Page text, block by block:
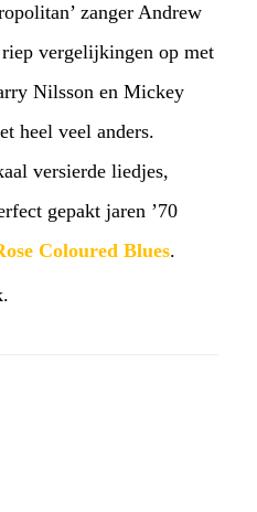
zanger Andrew
vergelijkingen op met
Nilsson en Mickey
heel veel anders.
versierde liedjes,
gepakt jaren ’70
Coloured Blues.